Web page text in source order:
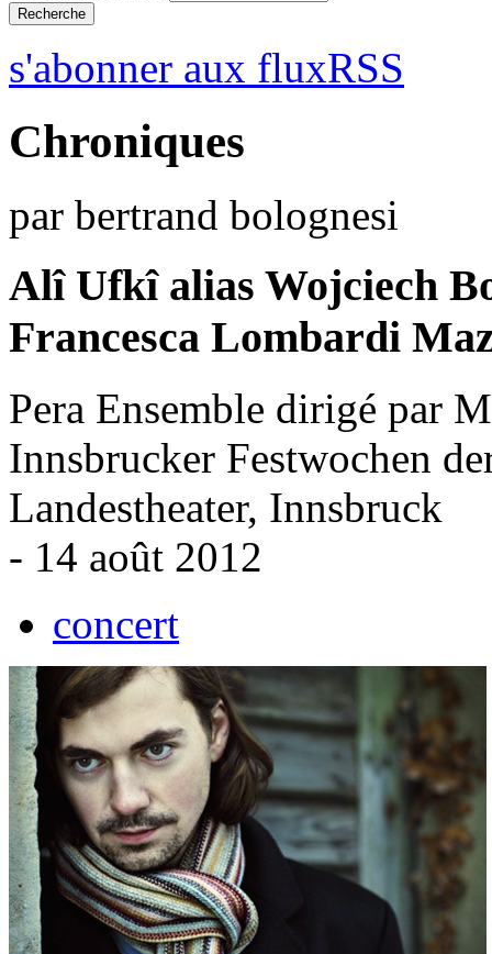
s'abonner aux fluxRSS
Chroniques
par bertrand bolognesi
Alî Ufkî alias Wojciech
Francesca Lombardi
Pera Ensemble dirigé par
Innsbrucker Festwochen
Landestheater, Innsbruck
- 14 août 2012
concert